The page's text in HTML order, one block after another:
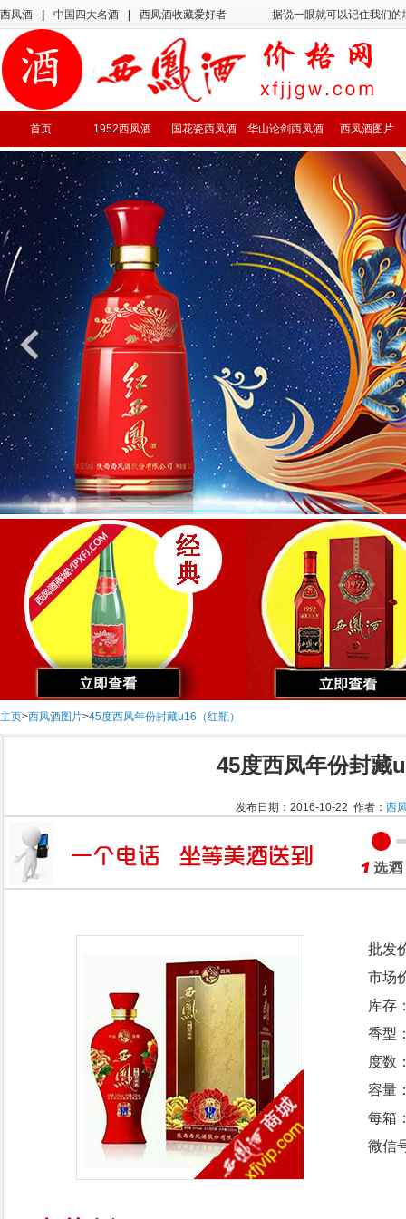
西凤酒 中国四大名酒 西凤酒收藏爱好者 据说一眼就可以记住我们
首页 1952西凤酒 国花瓷西凤酒 华山论剑西凤酒 西凤酒图片
主页>西凤酒图片>45度西凤年份封藏u16（红瓶）
45度西凤年份封藏
发布日期：2016-10-22 作者： 西
批发
市场
库存
香型
度数
容量
每箱
微信